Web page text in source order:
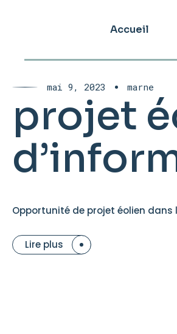
Accueil
mai 9, 2023 marne
projet
Opportunité de projet éolien dans
Lire plus